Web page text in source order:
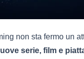
non sta fermo un
serie, film e